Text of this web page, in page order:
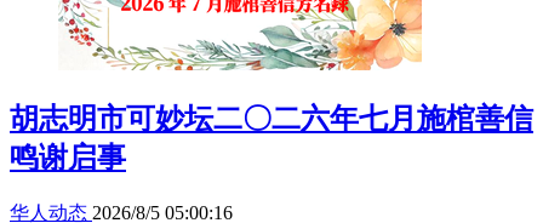
胡志明市可妙坛二〇二六年七月施棺善信
鸣谢启事
华人动态 2026/8/5 05:00:16